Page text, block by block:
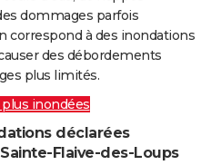
dommages parfois
correspond à des inondations
des débordements
plus limités.
inondées
déclarées
Flaive-des-Loups